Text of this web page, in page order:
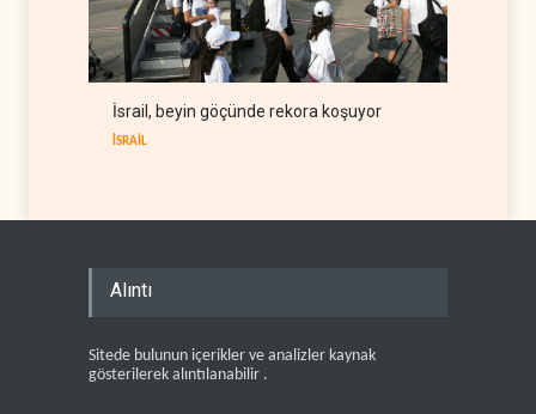
İsrail, beyin göçünde rekora koşuyor
İSRAİL
Alıntı
Sitede bulunun içerikler ve analizler kaynak
gösterilerek alıntılanabilir .